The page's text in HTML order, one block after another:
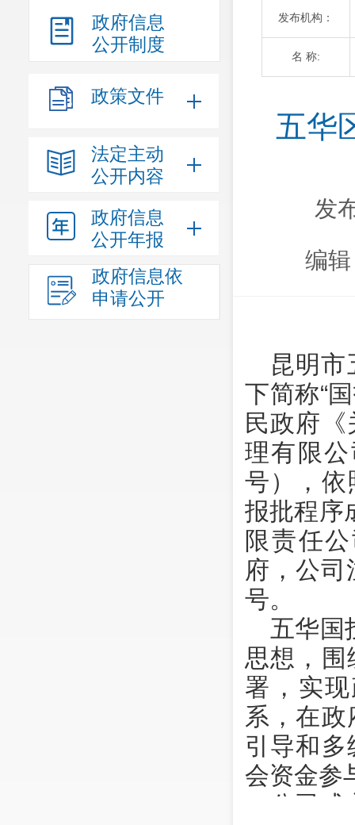
政府信息
公开制度
政策文件
法定主动
公开内容
政府信息
公开年报
政府信息依
申请公开
发布机构：
名 称:
五华
发
编
昆明
下简称“
民政府
理有限
号），依
报批程序
限责任
府，公
号。
五华国
思想，围
署，实
系，在
引导和
会资金参
公司